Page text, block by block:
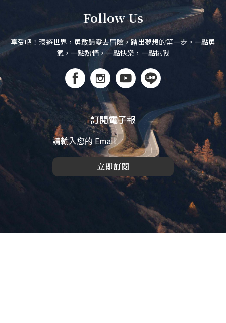
Follow Us
享受吧！環遊世界，勇敢歸零去冒險，踏出夢想的第一步。一點勇
氣，一點熱情，一點快樂，一點挑戰
訂閱電子報
立即訂閱